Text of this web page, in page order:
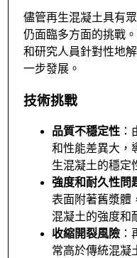
儘管再生混凝土具有
仍面臨多方面的挑戰
和研究人員針對性地
一步發展。
技術挑戰
品質不穩定性
和性能差異大，
生混凝土的穩定
強度和耐久性問
表面附著舊漿體
混凝土的強度和
收縮開裂風險
常高於傳統混凝